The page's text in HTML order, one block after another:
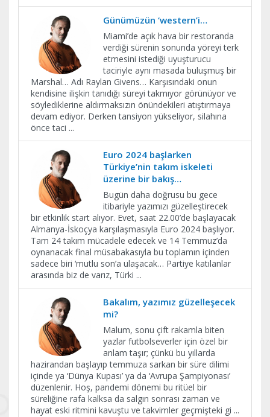
Günümüzün ‘western’i…
Miami’de açık hava bir restoranda
verdiği sürenin sonunda yöreyi terk
etmesini istediği uyuşturucu
taciriyle aynı masada buluşmuş bir
Marshal… Adı Raylan Givens… Karşısındaki onun
kendisine ilişkin tanıdığı süreyi takmıyor görünüyor ve
söylediklerine aldırmaksızın önündekileri atıştırmaya
devam ediyor. Derken tansiyon yükseliyor, silahına
önce taci ...
Euro 2024 başlarken
Türkiye’nin takım iskeleti
üzerine bir bakış…
Bugün daha doğrusu bu gece
itibariyle yazımızı güzelleştirecek
bir etkinlik start alıyor. Evet, saat 22.00’de başlayacak
Almanya-İskoçya karşılaşmasıyla Euro 2024 başlıyor.
Tam 24 takım mücadele edecek ve 14 Temmuz’da
oynanacak final müsabakasıyla bu toplamın içinden
sadece biri ‘mutlu son’a ulaşacak… Partiye katılanlar
arasında biz de varız, Türki ...
Bakalım, yazımız güzelleşecek
mi?
Malum, sonu çift rakamla biten
yazlar futbolseverler için özel bir
anlam taşır; çünkü bu yıllarda
hazirandan başlayıp temmuza sarkan bir süre dilimi
içinde ya ‘Dünya Kupası’ ya da ‘Avrupa Şampiyonası’
düzenlenir. Hoş, pandemi dönemi bu ritüel bir
süreliğine rafa kalksa da salgın sonrası zaman ve
hayat eski ritmini kavuştu ve takvimler geçmişteki gi ...